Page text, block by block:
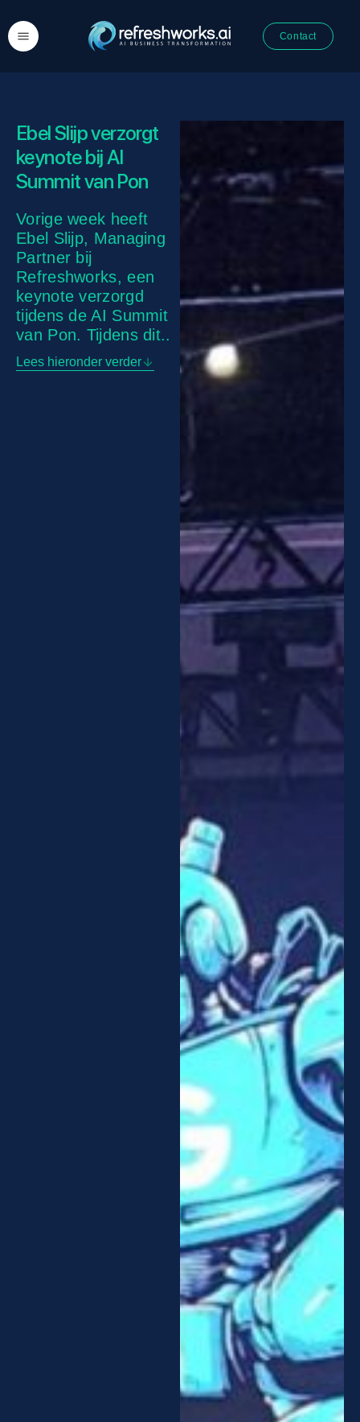
Contact
Ebel Slijp verzorgt
keynote bij AI
Summit van Pon
Vorige week heeft
Ebel Slijp, Managing
Partner bij
Refreshworks, een
keynote verzorgd
tijdens de AI Summit
van Pon. Tijdens dit..
Lees hieronder verder